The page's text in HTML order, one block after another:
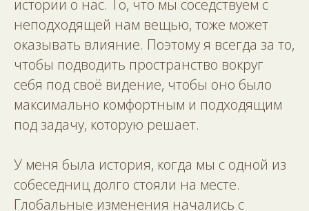
истории о нас. То, что мы соседствуем с
неподходящей нам вещью, тоже может
оказывать влияние. Поэтому я всегда за то,
чтобы подводить пространство вокруг
себя под своё видение, чтобы оно было
максимально комфортным и подходящим
под задачу, которую решает.
У меня была история, когда мы с одной из
собеседниц долго стояли на месте.
Глобальные изменения начались с